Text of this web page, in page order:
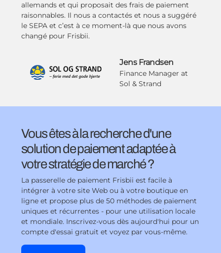
allemands et qui proposait des frais de paiement
raisonnables. Il nous a contactés et nous a suggéré
le SEPA et c’est à ce moment-là que nous avons
changé pour Frisbii.
Jens Frandsen
Finance Manager at
Sol & Strand
Vous êtes à la recherche d'une
solution de paiement adaptée à
votre stratégie de marché ?
La passerelle de paiement Frisbii est facile à
intégrer à votre site Web ou à votre boutique en
ligne et propose plus de 50 méthodes de paiement
uniques et récurrentes - pour une utilisation locale
et mondiale. Inscrivez-vous dès aujourd'hui pour un
compte d'essai gratuit et voyez par vous-même.